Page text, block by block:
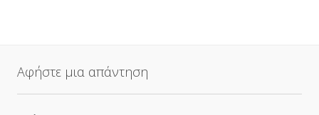
Αφήστε μια απάντηση